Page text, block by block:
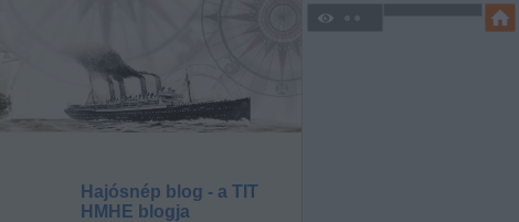
Hajósnép blog - a TIT
HMHE blogja